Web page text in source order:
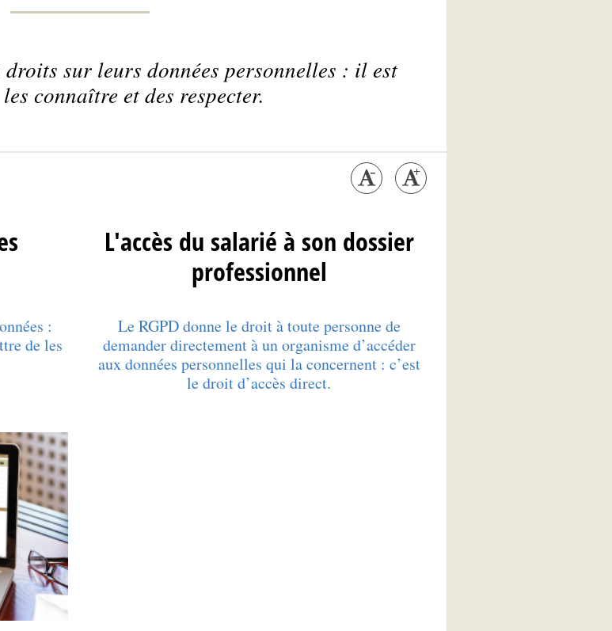
sur leurs données personnelles : il est
connaître et des respecter.
:
de les
L'accès du salarié à son dossier
professionnel
Le RGPD donne le droit à toute personne de
demander directement à un organisme d’accéder
aux données personnelles qui la concernent : c’est
le droit d’accès direct.